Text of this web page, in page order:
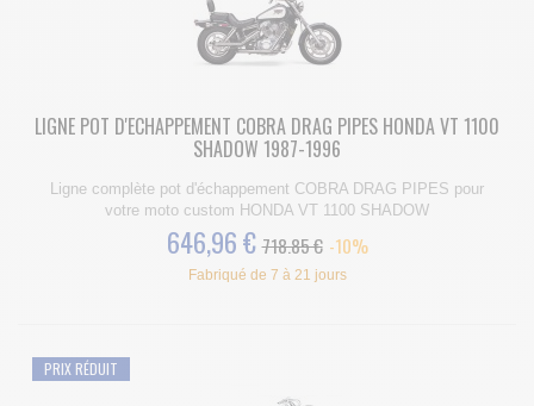
LIGNE POT D'ECHAPPEMENT COBRA DRAG PIPES HONDA VT 1100
SHADOW 1987-1996
Ligne complète pot d'échappement COBRA DRAG PIPES pour
votre moto custom HONDA VT 1100 SHADOW
646,96 € 718.85 € -10%
Fabriqué de 7 à 21 jours
PRIX RÉDUIT